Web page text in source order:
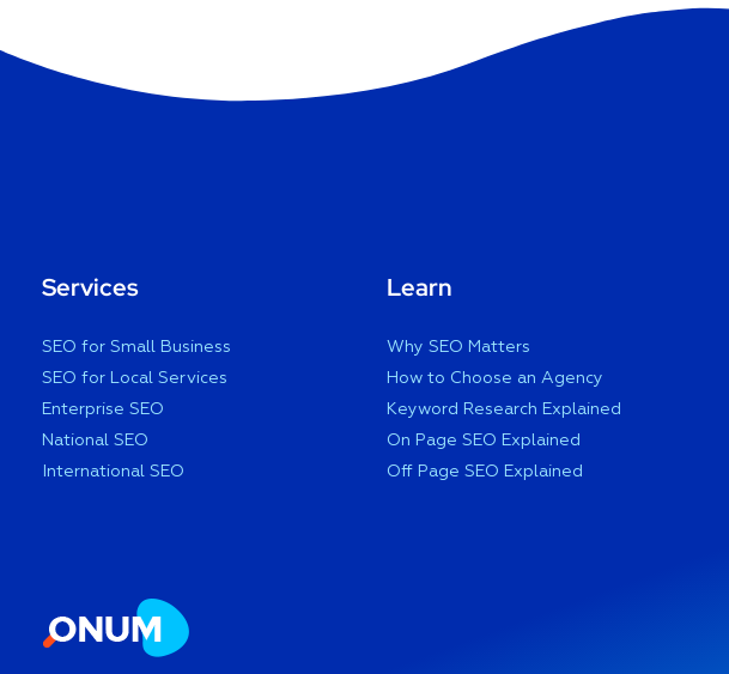
Services
SEO for Small Business
SEO for Local Services
Enterprise SEO
National SEO
International SEO
Learn
Why SEO Matters
How to Choose an Agency
Keyword Research Explained
On Page SEO Explained
Off Page SEO Explained